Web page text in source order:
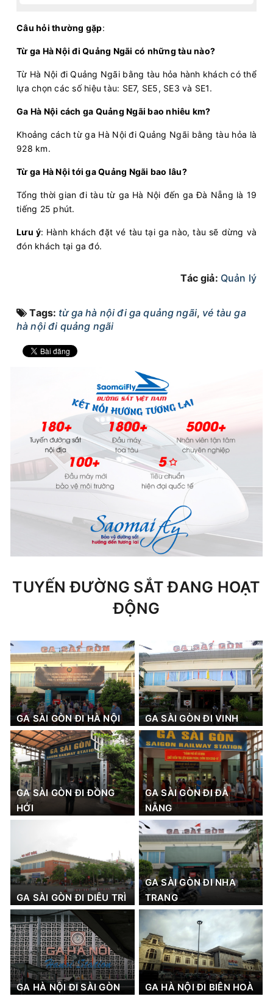
Câu hỏi thường gặp:
Từ ga Hà Nội đi Quảng Ngãi có những tàu nào?
Từ Hà Nội đi Quảng Ngãi bằng tàu hỏa hành khách có thể
lựa chọn các số hiệu tàu: SE7, SE5, SE3 và SE1.
Ga Hà Nội cách ga Quảng Ngãi bao nhiêu km?
Khoảng cách từ ga Hà Nội đi Quảng Ngãi bằng tàu hỏa là
928 km.
Từ ga Hà Nội tới ga Quảng Ngãi bao lâu?
Tổng thời gian đi tàu từ ga Hà Nội đến ga Đà Nẵng là 19
tiếng 25 phút.
Lưu ý: Hành khách đặt vé tàu tại ga nào, tàu sẽ dừng và
đón khách tại ga đó.
Tác giả: Quản lý
Tags: từ ga hà nội đi ga quảng ngãi, vé tàu ga
hà nội đi quảng ngãi
TUYẾN ĐƯỜNG SẮT ĐANG HOẠT
ĐỘNG
GA SÀI GÒN ĐI HÀ NỘI GA SÀI GÒN ĐI VINH
GA SÀI GÒN ĐI ĐỒNG
HỚI
GA SÀI GÒN ĐI ĐÀ
NẴNG
GA SÀI GÒN ĐI DIÊU TRÌ
GA SÀI GÒN ĐI NHA
TRANG
GA HÀ NỘI ĐI SÀI GÒN GA HÀ NỘI ĐI BIÊN HOÀ